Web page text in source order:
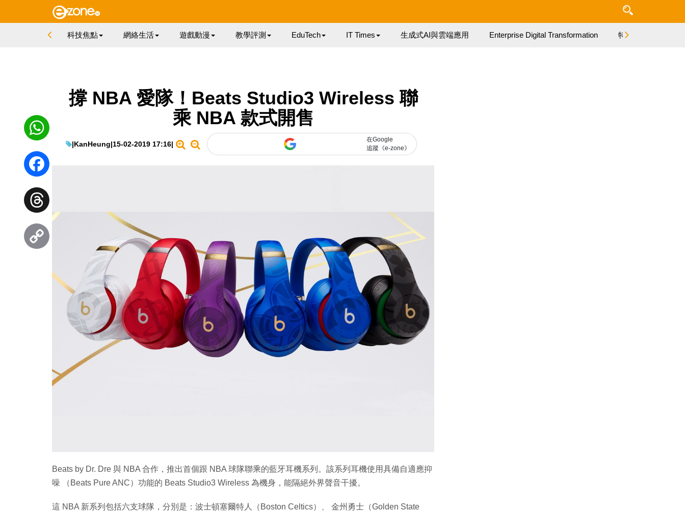
科技焦點 網絡生活 遊戲動漫 教學評測 EduTech IT Times 生成式AI與雲端應用 Enterprise Digital Transformation 特集
撐 NBA 愛隊！Beats Studio3 Wireless 聯
乘 NBA 款式開售
|KanHeung|15-02-2019 17:16|
在Google
追蹤《e-zone》
Beats by Dr. Dre 與 NBA 合作，推出首個跟 NBA 球隊聯乘的藍牙耳機系列。該系列耳機使用具備自適應抑
噪 （Beats Pure ANC）功能的 Beats Studio3 Wireless 為機身，能隔絕外界聲音干擾。
這 NBA 新系列包括六支球隊，分別是：波士頓塞爾特人（Boston Celtics）、 金州勇士（Golden State
WhatsApp
Facebook
Threads
Link